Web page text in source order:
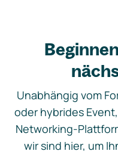
Unabhängig vom
oder hybrides
Networking-
wir sind hier, um